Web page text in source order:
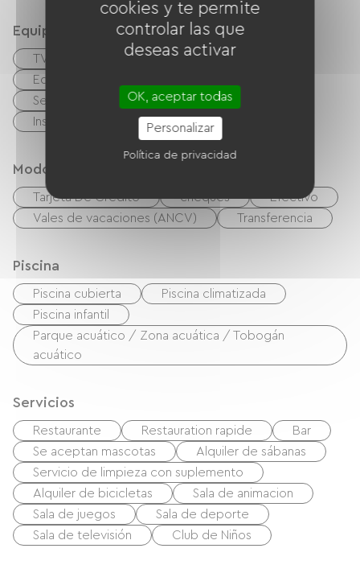
Equipos
TV
Cable / Satélite
Equipo para bebés
Secadora colectiva
Instalaciones sanitarias comunes
Modos de paiement
Tarjeta De Crédito cheques
Efectivo
Vales de vacaciones (ANCV)
Transferencia
Piscina
Piscina cubierta
Piscina climatizada
Piscina infantil
Parque acuático / Zona acuática / Tobogán
acuático
Servicios
Restaurante Restauration rapide
Bar
Se aceptan mascotas
Alquiler de sábanas
Servicio de limpieza con suplemento
Alquiler de bicicletas
Sala de animacion
Sala de juegos
Sala de deporte
Sala de televisión
Club de Niños
cookies y te permite
controlar las que
deseas activar
OK, aceptar todas
Personalizar
Política de privacidad